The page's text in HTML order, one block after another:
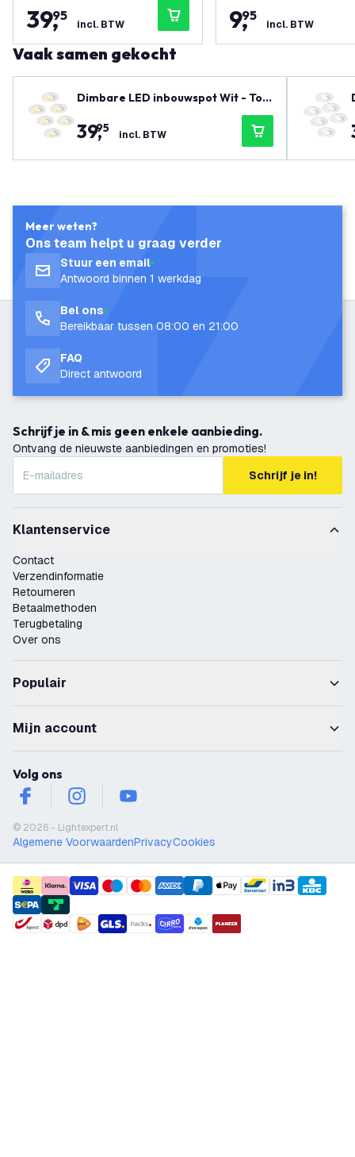
39,
95
incl. BTW 9,
95
incl. BTW
Vaak samen gekocht
Dimbare LED inbouwspot Wit - Tok
yo - 3W - 4000K - ø92mm - 6 pack
39,
95 incl. BTW
Meer weten?
Ons team helpt u graag verder
Stuur een email
Antwoord binnen 1 werkdag
Bel ons
Bereikbaar tussen 08:00 en 21:00
FAQ
Direct antwoord
Schrijf je in & mis geen enkele aanbieding.
Ontvang de nieuwste aanbiedingen en promoties!
Schrijf je in!
Klantenservice
Contact
Verzendinformatie
Retourneren
Betaalmethoden
Terugbetaling
Over ons
Populair
Mijn account
Volg ons
facebookinstagramyoutube
© 2026 - Lightexpert.nl
Algemene VoorwaardenPrivacyCookies
payment methods
shipment methods